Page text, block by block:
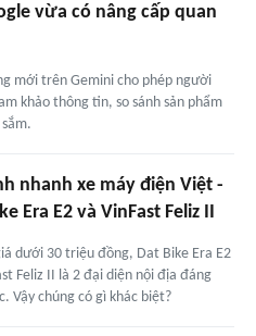
vừa có nâng cấp quan
mới trên Gemini cho phép người
khảo thông tin, so sánh sản phẩm
nhanh xe máy điện Việt -
Era E2 và VinFast Feliz II
dưới 30 triệu đồng, Dat Bike Era E2
Feliz II là 2 đại diện nội địa đáng
Vậy chúng có gì khác biệt?